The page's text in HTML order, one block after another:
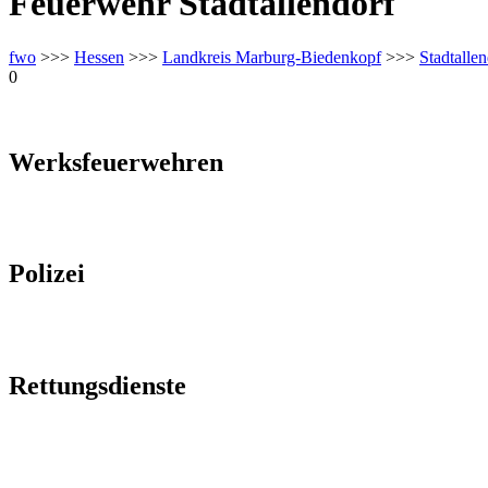
fwo >>> Hessen >>> Landkreis Marburg-Biedenkopf>>>
0
Werksfeuerwehren
Polizei
Rettungsdienste